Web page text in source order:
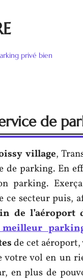
privé bien
de
village,
de parking. En
parking.
ce secteur puis,
de l’aéroport
de cet
vol en un
en plus de